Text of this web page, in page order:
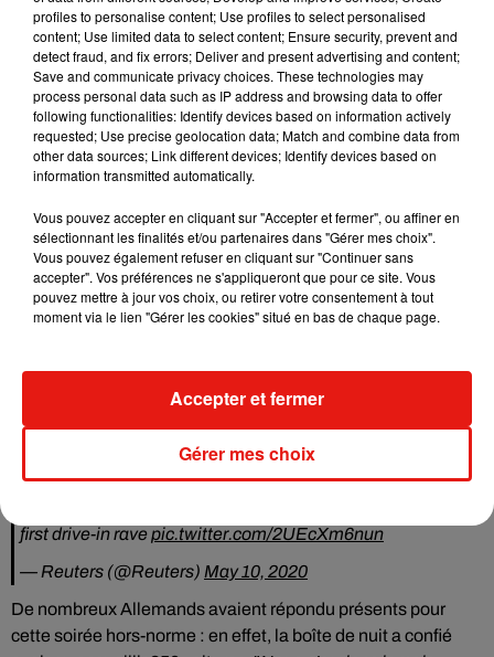
�aђсоÇек лайва!! �aак эÂо б�9ло!!!�xÈ Рейв�9 в
нађÈника�&, "Ultra" в Èлеме виѬÂђал�Rной
Ѭеал�RносÂи на 360*, дђма�}, ÂепеѬ�R и
#AUTODISCO войд�Â в обÉђ�} пѬакÂикђ!
�xÈxÈ�x}0 . #repost @mixmag A drive-in rave just
#mixmag #dj #partytime
Une publication partagée parDJ GERALDA �x!Èx!�
first drive-in ravepic.twitter.com/2UEcXm6nun
— Reuters (@Reuters) May 10, 2020
De nombreux Allemands avaient répondu présents pour
cette soirée hors-norme : en effet, la boîte de nuita confié
profiles to personalise content; Use profiles to select personalised
content; Use limited data to select content; Ensure security, prevent and
detect fraud, and fix errors; Deliver and present advertising and content;
Save and communicate privacy choices. These technologies may
process personal data such as IP address and browsing data to offer
following functionalities: Identify devices based on information actively
requested; Use precise geolocation data; Match and combine data from
other data sources; Link different devices; Identify devices based on
information transmitted automatically.
Vous pouvez accepter en cliquant sur "Accepter et fermer", ou affiner en
sélectionnant les finalités et/ou partenaires dans "Gérer mes choix".
Vous pouvez également refuser en cliquant sur "Continuer sans
accepter". Vos préférences ne s'appliqueront que pour ce site. Vous
pouvez mettre à jour vos choix, ou retirer votre consentement à tout
moment via le lien "Gérer les cookies" situé en bas de chaque page.
Gérer mes choix
Accepter et fermer